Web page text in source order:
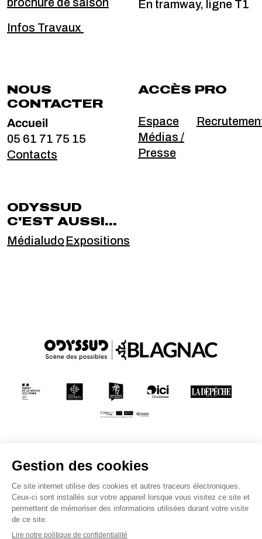
Infos Travaux
En tramway, ligne T1
NOUS
CONTACTER
Accueil
05 61 71 75 15
Contacts
ACCÈS PRO
Espace
Médias /
Presse
ODYSSUD
C'EST AUSSI...
MédialudoExpositions
Conditions générales de vente
Politique de confidentialité